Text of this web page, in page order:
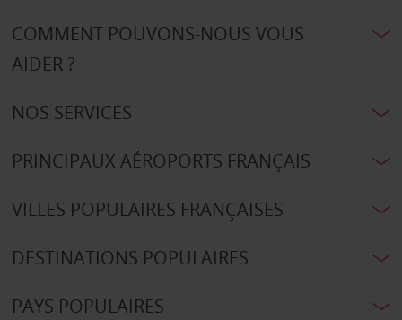
COMMENT POUVONS-NOUS VOUS
AIDER ?
NOS SERVICES
PRINCIPAUX AÉROPORTS FRANÇAIS
VILLES POPULAIRES FRANÇAISES
DESTINATIONS POPULAIRES
PAYS POPULAIRES